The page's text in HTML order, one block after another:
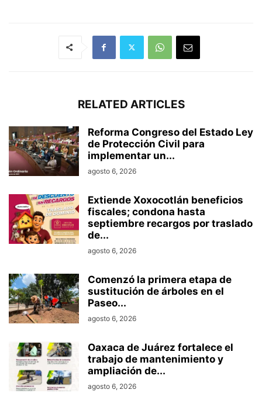
RELATED ARTICLES
Reforma Congreso del Estado Ley
de Protección Civil para
implementar un...
agosto 6, 2026
Extiende Xoxocotlán beneficios
fiscales; condona hasta
septiembre recargos por traslado
de...
agosto 6, 2026
Comenzó la primera etapa de
sustitución de árboles en el
Paseo...
agosto 6, 2026
Oaxaca de Juárez fortalece el
trabajo de mantenimiento y
ampliación de...
agosto 6, 2026